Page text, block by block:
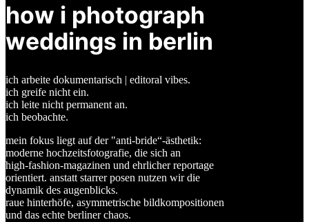
how i photograph
weddings in berlin
ich arbeite dokumentarisch | editoral vibes.
ich greife nicht ein.
ich leite nicht permanent an.
ich beobachte.
mein fokus liegt auf der "anti-bride“-ästhetik:
moderne hochzeitsfotografie, die sich an
high-fashion-magazinen und ehrlicher reportage
orientiert. anstatt starrer posen nutzen wir die
dynamik des augenblicks.
raue hinterhöfe, asymmetrische bildkompositionen
und das echte berliner chaos.